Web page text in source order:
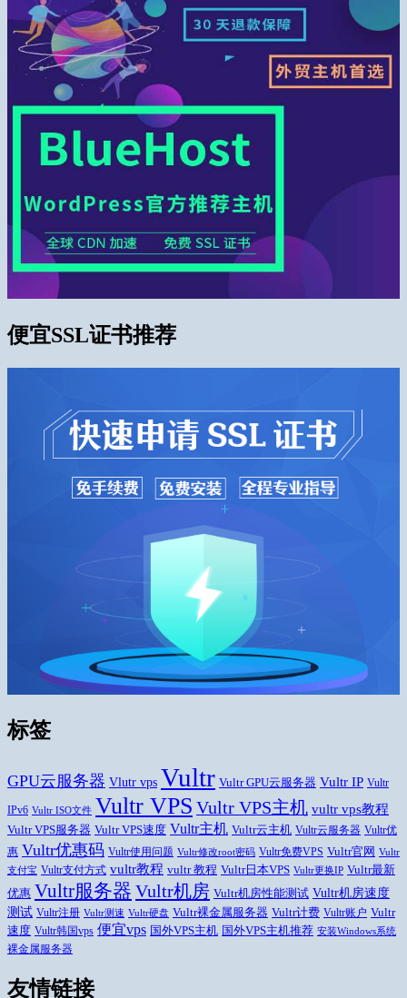
便宜SSL证书推荐
标签
GPU云服务器 Vlutr vps Vultr Vultr GPU云服务器 Vultr IP Vultr
IPv6 Vultr ISO文件 Vultr VPS Vultr VPS主机 vultr vps教程
Vultr VPS服务器 Vultr VPS速度 Vultr主机 Vultr云主机 Vultr云服务器 Vultr优
惠 Vultr优惠码 Vultr使用问题 Vultr修改root密码 Vultr免费VPS Vultr官网
Vultr
支付宝 Vultr支付方式 vultr教程 vultr 教程 Vultr日本VPS Vultr更换IP Vultr最新
优惠 Vultr服务器 Vultr机房 Vultr机房性能测试 Vultr机房速度
测试 Vultr注册 Vultr测速 Vultr硬盘 Vultr裸金属服务器 Vultr计费 Vultr账户 Vultr
速度 Vultr韩国vps 便宜vps 国外VPS主机 国外VPS主机推荐 安装Windows系统
裸金属服务器
友情链接